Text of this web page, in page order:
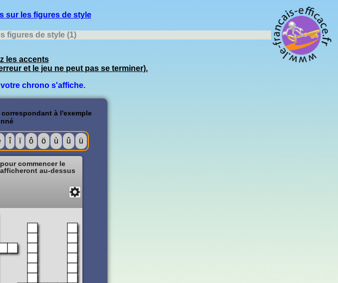
sur les figures de style
figures de style (1)
les accents
et le jeu ne peut pas se terminer).
chrono s'affiche.
à l'exemple
î ï ô ö ù û ü
commencer le
au-dessus